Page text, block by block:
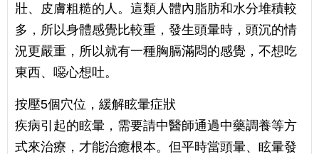
壯、皮膚粗糙的人。這類人體內脂肪和水分堆積較
多，所以身體感覺比較重，發生頭暈時，頭沉的情
況更嚴重，所以就有一種胸膈滿悶的感覺，不想吃
東西、噁心想吐。
按壓5個穴位，緩解眩暈症狀
疾病引起的眩暈，需要請中醫師通過中藥調養等方
式來治療，才能治癒根本。但平時當頭暈、眩暈發